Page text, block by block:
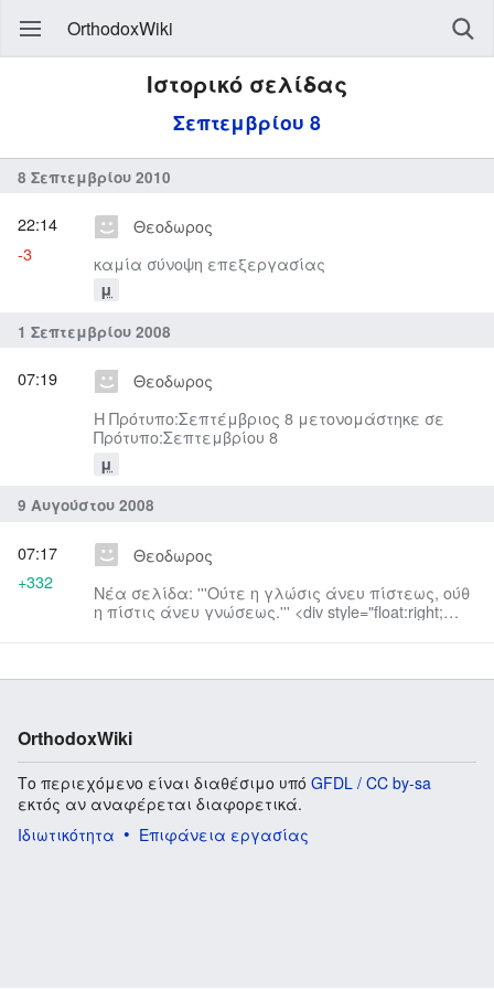
OrthodoxWiki
Ιστορικό σελίδας
Σεπτεμβρίου 8
8 Σεπτεμβρίου 2010
Θεοδωρος
καμία σύνοψη επεξεργασίας
μ
22:14
-3
1 Σεπτεμβρίου 2008
Θεοδωρος
Η Πρότυπο:Σεπτέμβριος 8 μετονομάστηκε σε
Πρότυπο:Σεπτεμβρίου 8
μ
07:19
9 Αυγούστου 2008
Θεοδωρος
Νέα σελίδα: '''Ούτε η γλώσις άνευ πίστεως, ούθ
η πίστις άνευ γνώσεως.''' <div style="float:right;
07:17
+332
OrthodoxWiki
Το περιεχόμενο είναι διαθέσιμο υπό GFDL / CC by-sa
εκτός αν αναφέρεται διαφορετικά.
Ιδιωτικότητα
Επιφάνεια εργασίας